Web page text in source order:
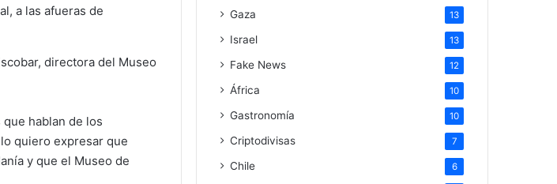
a las afueras de
directora del Museo
hablan de los
quiero expresar que
y que el Museo de
Gaza 13
Israel 13
Fake News 12
África 10
Gastronomía 10
Criptodivisas 7
Chile 6